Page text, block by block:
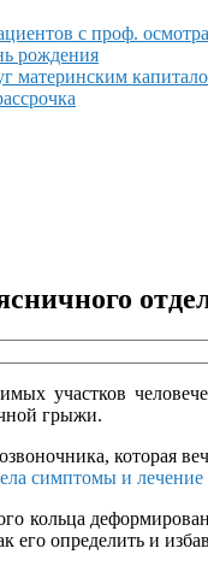
с проф.
рождения
материнским
участков
грыжи.
симптомы и лечение
кольца
его определить и